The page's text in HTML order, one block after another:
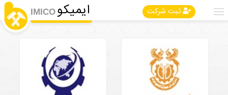
ثبت شرکت ایمیکو IMICO